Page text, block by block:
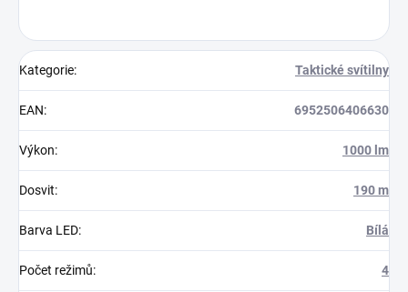
Kategorie: Taktické svítilny
EAN: 6952506406630
Výkon: 1000 lm
Dosvit: 190 m
Barva LED: Bílá
Počet režimů: 4